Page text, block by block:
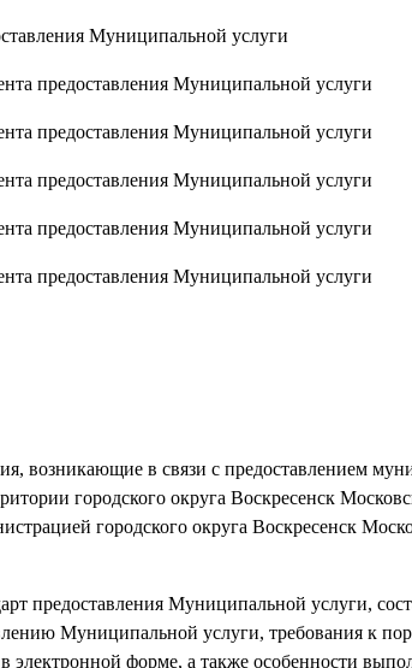
Муниципальной услуги
предоставления Муниципальной услуги
предоставления Муниципальной услуги
предоставления Муниципальной услуги
предоставления Муниципальной услуги
предоставления Муниципальной услуги
в связи с предоставлением
городского округа Воскресенск
городского округа Воскресенск
Муниципальной услуги,
Муниципальной услуги, требования к
форме, а также особенности